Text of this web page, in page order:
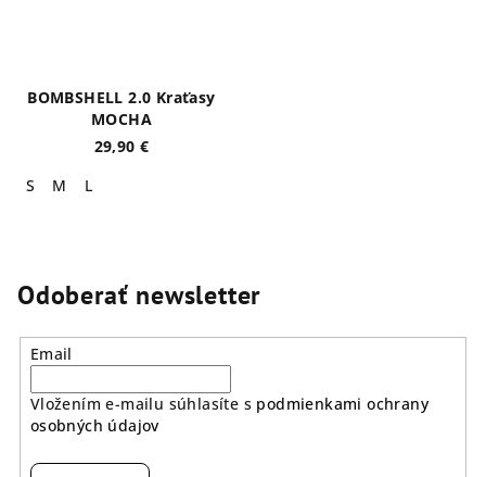
BOMBSHELL 2.0 Kraťasy
MOCHA
29,90 €
S
M L
Odoberať newsletter
Email
Vložením e-mailu súhlasíte s podmienkami ochrany
osobných údajov